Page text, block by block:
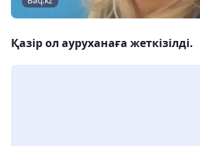
Қазір ол ауруханаға жеткізілді.